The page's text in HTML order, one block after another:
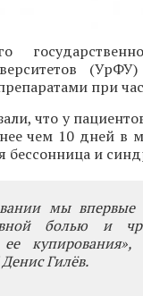
при
что у
чем 10 дней в
бессонница и
мы
болью и
Гилёв.